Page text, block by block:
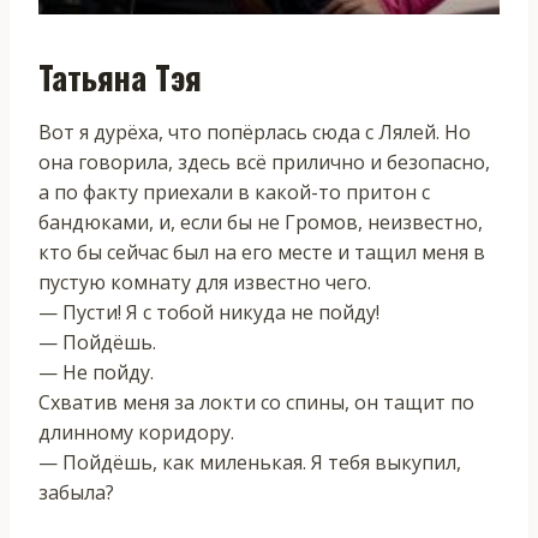
Татьяна Тэя
Вот я дурёха, что попёрлась сюда с Лялей. Но
она говорила, здесь всё прилично и безопасно,
а по факту приехали в какой-то притон с
бандюками, и, если бы не Громов, неизвестно,
кто бы сейчас был на его месте и тащил меня в
пустую комнату для известно чего.
— Пусти! Я с тобой никуда не пойду!
— Пойдёшь.
— Не пойду.
Схватив меня за локти со спины, он тащит по
длинному коридору.
— Пойдёшь, как миленькая. Я тебя выкупил,
забыла?